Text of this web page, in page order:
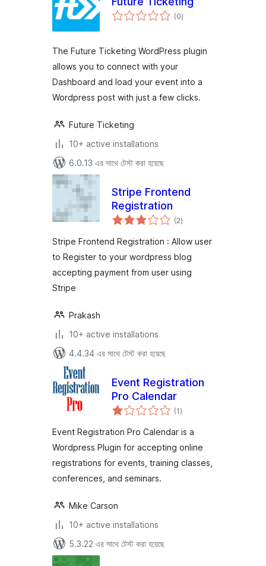
(0total
ratings
)
The Future Ticketing WordPress plugin
allows you to connect with your
Dashboard and load your event into a
Wordpress post with just a few clicks.
Future Ticketing
10+ active installations
6.0.13 এর সাথে টেস্ট করা হয়েছে
Stripe Frontend
Registration
(2total
ratings
)
Stripe Frontend Registration : Allow user
to Register to your wordpress blog
accepting payment from user using
Stripe
Prakash
10+ active installations
4.4.34 এর সাথে টেস্ট করা হয়েছে
Event Registration
Pro Calendar
(1total
ratings
)
Event Registration Pro Calendar is a
Wordpress Plugin for accepting online
registrations for events, training classes,
conferences, and seminars.
Mike Carson
10+ active installations
5.3.22 এর সাথে টেস্ট করা হয়েছে